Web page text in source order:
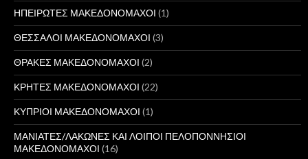
ΗΠΕΙΡΩΤΕΣ ΜΑΚΕΔΟΝΟΜΑΧΟΙ (1)
ΘΕΣΣΑΛΟΙ ΜΑΚΕΔΟΝΟΜΑΧΟΙ (3)
ΘΡΑΚΕΣ ΜΑΚΕΔΟΝΟΜΑΧΟΙ (2)
ΚΡΗΤΕΣ ΜΑΚΕΔΟΝΟΜΑΧΟΙ (22)
ΚΥΠΡΙΟΙ ΜΑΚΕΔΟΝΟΜΑΧΟΙ (1)
ΜΑΝΙΑΤΕΣ/ΛΑΚΩΝΕΣ ΚΑΙ ΛΟΙΠΟΙ ΠΕΛΟΠΟΝΝΗΣΙΟΙ
ΜΑΚΕΔΟΝΟΜΑΧΟΙ (16)